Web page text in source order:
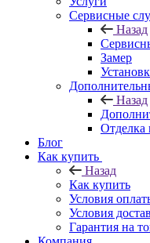
Сервисные
Назад
Замер
Назад
Отделка
Блог
Как купить
Назад
Как купить
Условия
Условия
Гарантия на